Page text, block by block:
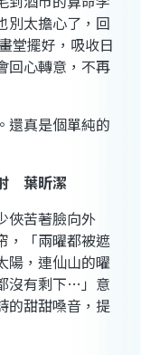
別太擔心了，回
堂擺好，吸收日
回心轉意，不再
還真是個單純的
昕潔
俠苦著臉向外
，「兩曜都被遮
陽，連仙山的曜
沒有剩下…」意
的甜甜嗓音，提